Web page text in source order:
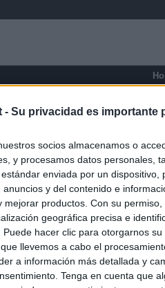
- Su privacidad es importante
socios almacenamos o
y procesamos datos personales,
enviada por un dispositivo,
anuncios y del contenido e
mejorar productos. Con su
geográfica precisa e
Puede hacer clic para otorgarnos
llevemos a cabo el
a información más detallada y
Tenga en cuenta que
Alsace